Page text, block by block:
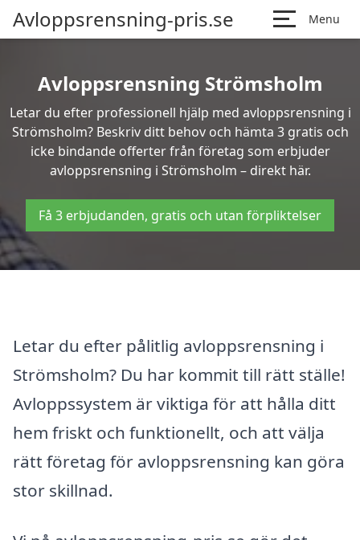
Avloppsrensning-pris.se Menu
Avloppsrensning Strömsholm
Letar du efter professionell hjälp med avloppsrensning i
Strömsholm? Beskriv ditt behov och hämta 3 gratis och
icke bindande offerter från företag som erbjuder
avloppsrensning i Strömsholm – direkt här.
Få 3 erbjudanden, gratis och utan förpliktelser
Letar du efter pålitlig avloppsrensning i
Strömsholm? Du har kommit till rätt ställe!
Avloppssystem är viktiga för att hålla ditt
hem friskt och funktionellt, och att välja
rätt företag för avloppsrensning kan göra
stor skillnad.